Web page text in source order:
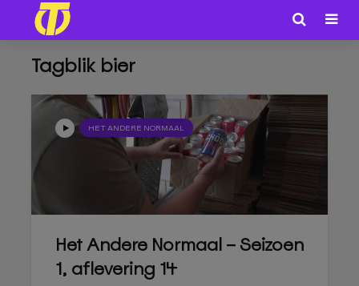
Tagblik bier
HET ANDERE NORMAAL
Het Andere Normaal – Seizoen
1, aflevering 14